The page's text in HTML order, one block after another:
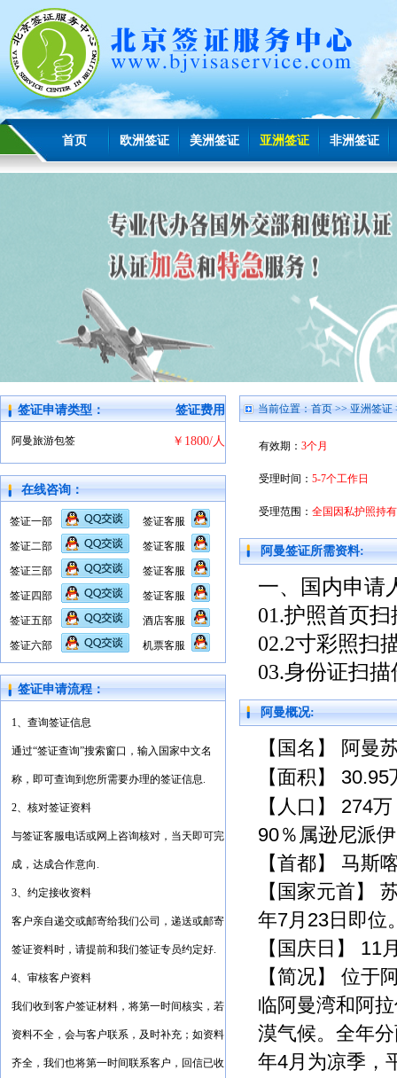
首页 欧洲签证 美洲签证 亚洲签证 非洲签证
签证申请类型： 签证费用
阿曼旅游包签 ￥1800/人
在线咨询：
签证一部
签证二部
签证三部
签证四部
签证五部
签证六部
签证客服
签证客服
签证客服
签证客服
酒店客服
机票客服
签证申请流程：
1、查询签证信息
通过“签证查询”搜索窗口，输入国家中文名
称，即可查询到您所需要办理的签证信息.
2、核对签证资料
与签证客服电话或网上咨询核对，当天即可完
成，达成合作意向.
3、约定接收资料
客户亲自递交或邮寄给我们公司，递送或邮寄
签证资料时，请提前和我们签证专员约定好.
4、审核客户资料
我们收到客户签证材料，将第一时间核实，若
资料不全，会与客户联系，及时补充；如资料
齐全，我们也将第一时间联系客户，回信已收
当前位置：首页>>亚洲签证
有效期： 3个月
受理时间： 5-7个工作日
受理范围： 全国因私护照持
阿曼签证所需资料:
一、国内申请
01.护照首页扫
02.2寸彩照扫
03.身份证扫描
阿曼概况:
【国名】 阿曼
【面积】 30.95
【人口】 274万
90％属逊尼派
【首都】 马斯
【国家元首】
年7月 23 日即位
【国庆日】 11
【简况】 位于
临阿曼湾和阿
漠气候。全年
年4月为凉季，